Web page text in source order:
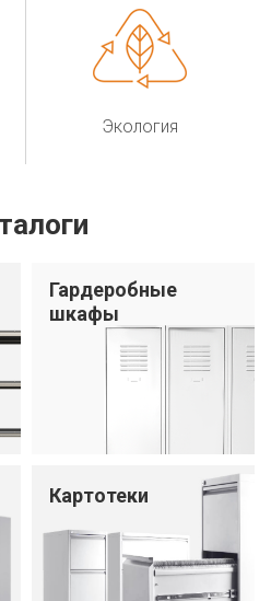
Экология
Гардеробные
шкафы
Картотеки